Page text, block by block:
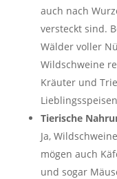
auch nach
versteckt sind.
Wälder voller
Wildschweine
Kräuter und
Tierische
Ja,
mögen auch
und sogar